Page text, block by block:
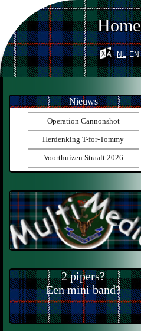
Home
nl en
Nieuws
Operation Cannonshot
Herdenking T-for-Tommy
Voorthuizen Straalt 2026
2 pipers?
Een mini band?